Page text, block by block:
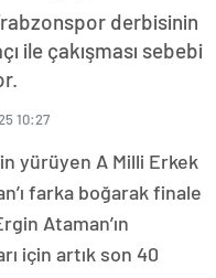
derbisinin
ile çakışması sebebi
10:27
yürüyen A Milli Erkek
farka boğarak finale
Ataman’ın
için artık son 40